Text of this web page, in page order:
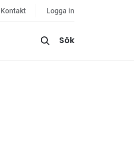
Kontakt Logga in
Sök